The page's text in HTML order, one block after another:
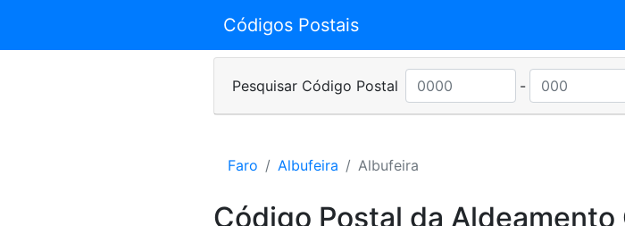
Códigos Postais
Pesquisar Código Postal -
Faro Albufeira Albufeira
Código Postal da Aldeamento